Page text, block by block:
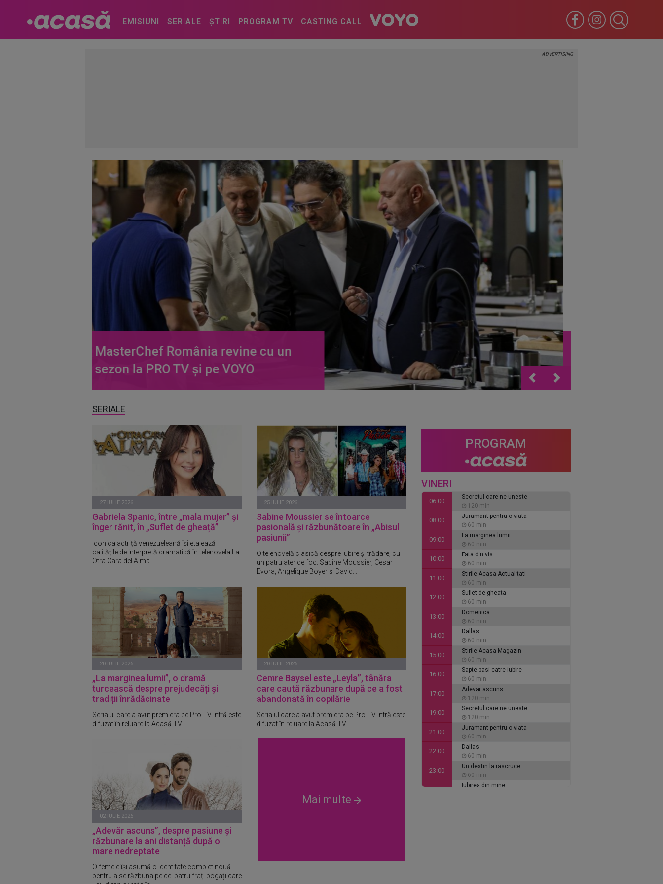
EMISIUNI SERIALE ȘTIRI PROGRAM TV CASTING CALL
Can Yaman, protagonistul din El
Turco , trăiește ca un pașă în...
Previous
SERIALE
27 IULIE 2026
Gabriela Spanic, între „mala mujer” și
înger rănit, în „Suflet de gheață”
Iconica actriță venezueleană își etalează
calitățile de interpretă dramatică în telenovela La
Otra Cara del Alma...
25 IULIE 2026
Sabine Moussier se întoarce
pasională și răzbunătoare în „Abisul
pasiunii”
O telenovelă clasică despre iubire și trădare, cu
un patrulater de foc: Sabine Moussier, Cesar
Evora, Angelique Boyer și David...
20 IULIE 2026
„La marginea lumii”, o dramă
turcească despre prejudecăți și
tradiții înrădăcinate
Serialul care a avut premiera pe Pro TV intră este
difuzat în reluare la Acasă TV.
20 IULIE 2026
Cemre Baysel este „Leyla”, tânăra
care caută răzbunare după ce a fost
abandonată în copilărie
Serialul care a avut premiera pe Pro TV intră este
difuzat în reluare la Acasă TV.
02 IULIE 2026
„Adevăr ascuns”, despre pasiune și
răzbunare la ani distanță după o
mare nedreptate
O femeie își asumă o identitate complet nouă
pentru a se răzbuna pe cei patru frați bogați care
Mai multe
PROGRAM
VINERI
06:00
Secretul care ne uneste
120 min
08:00
Juramant pentru o viata
60 min
09:00
La marginea lumii
60 min
10:00
Fata din vis
60 min
11:00
Stirile Acasa Actualitati
60 min
12:00
Suflet de gheata
60 min
13:00
Domenica
60 min
14:00
Dallas
60 min
15:00
Stirile Acasa Magazin
60 min
16:00
Sapte pasi catre iubire
60 min
17:00
Adevar ascuns
120 min
19:00
Secretul care ne uneste
120 min
21:00
Juramant pentru o viata
60 min
22:00
Dallas
60 min
23:00
Un destin la rascruce
60 min
Iubirea din mine